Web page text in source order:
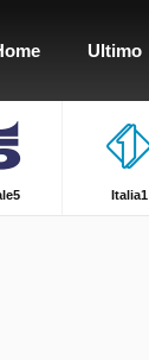
Ultimo
Italia1